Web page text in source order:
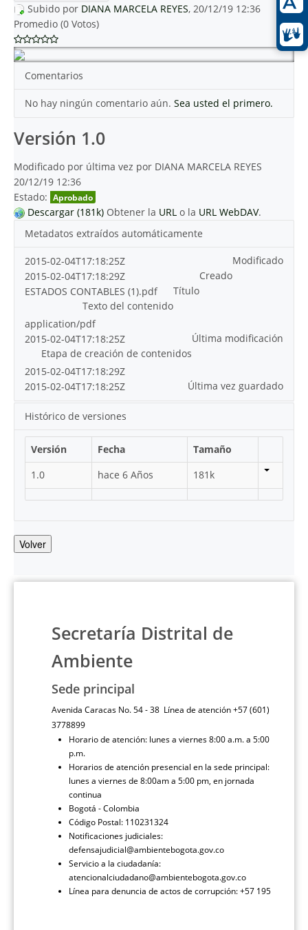
Subido por DIANA MARCELA REYES, 20/12/19 12:36
Promedio (0 Votos)
Comentarios
No hay ningún comentario aún. Sea usted el primero.
Versión 1.0
Modificado por última vez por DIANA MARCELA REYES
20/12/19 12:36
Estado: Aprobado
Descargar (181k) Obtener la URL o la URL WebDAV.
Metadatos extraídos automáticamente
Modificado
2015-02-04T17:18:25Z
Creado
2015-02-04T17:18:29Z
Título
ESTADOS CONTABLES (1).pdf
Texto del contenido
application/pdf
Última modificación
2015-02-04T17:18:25Z
Etapa de creación de contenidos
2015-02-04T17:18:29Z
Última vez guardado
2015-02-04T17:18:25Z
Histórico de versiones
Versión Fecha
Tamaño
1.0
hace 6 Años 181k
Volver
Secretaría Distrital de
Ambiente
Sede principal
Avenida Caracas No. 54 - 38 Línea de atención +57 (601)
3778899
Horario de atención: lunes a viernes 8:00 a.m. a 5:00
p.m.
Horarios de atención presencial en la sede principal:
lunes a viernes de 8:00am a 5:00 pm, en jornada
continua
Bogotá - Colombia
Código Postal: 110231324
Notificaciones judiciales:
defensajudicial@ambientebogota.gov.co
Servicio a la ciudadanía:
atencionalciudadano@ambientebogota.gov.co
Línea para denuncia de actos de corrupción: +57 195